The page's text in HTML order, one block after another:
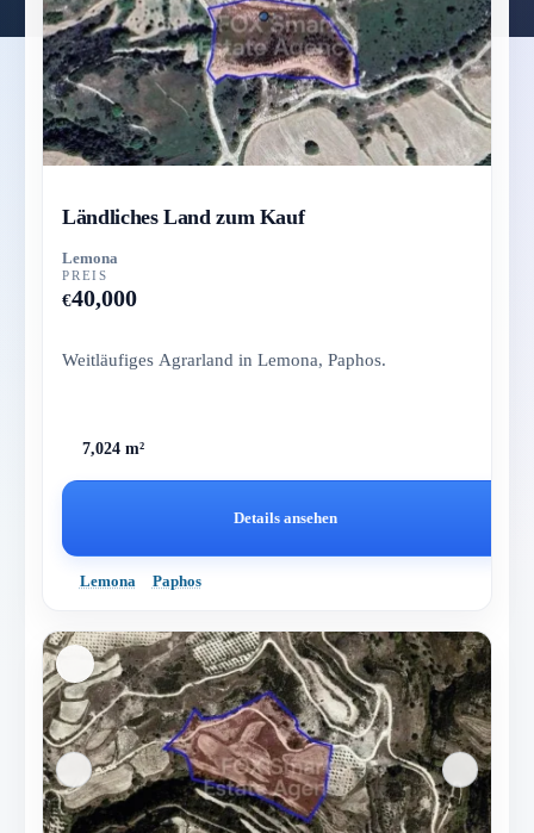
Ländliches Land zum Kauf
Lemona
PREIS
€40,000
Weitläufiges Agrarland in Lemona, Paphos.
7,024 m²
Details ansehen
Lemona Paphos